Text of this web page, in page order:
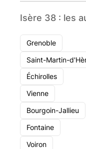
Isère 38 : les
Grenoble
Saint-Martin-
Échirolles
Vienne
Bourgoin-Jallieu
Fontaine
Voiron